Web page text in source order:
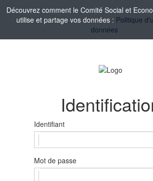
Découvrez comment le Comité Social et
utilise et partage vos données : Politique
données
Identifiant
Mot de passe